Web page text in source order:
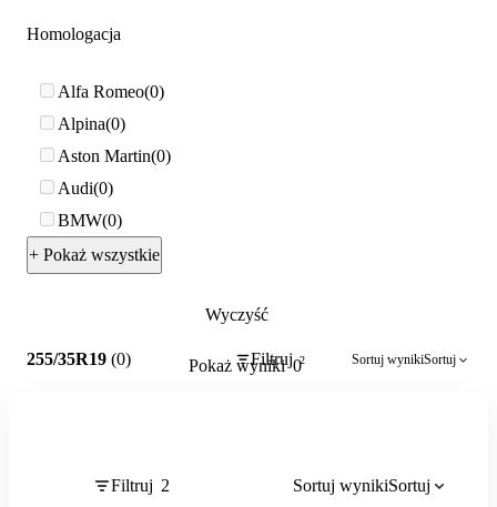
Homologacja
Alfa Romeo 0
Alpina 0
Aston Martin 0
Audi 0
BMW 0
+ Pokaż wszystkie
Wyczyść
Pokaż wyniki 0
255/35R19 (0) Filtruj 2 Sortuj wynikiSortuj
Filtruj 2 Sortuj wynikiSortuj